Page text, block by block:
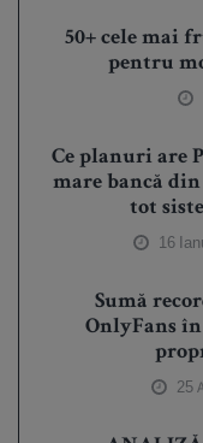
50+ cele mai
pentru
Ce planuri are
mare bancă
tot
16
Sumă
OnlyFans
25